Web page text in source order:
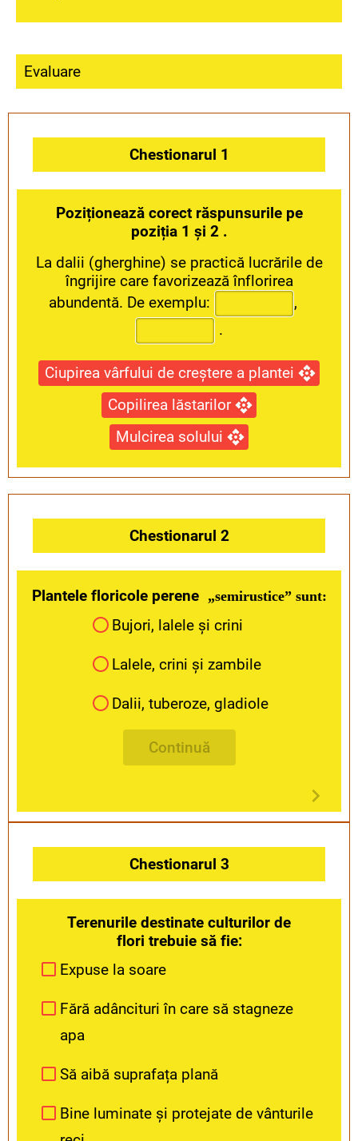
Evaluare
Chestionarul 1
Poziționează corect răspunsurile pe
poziția 1 și 2 .
La dalii (gherghine) se practică lucrările de
îngrijire care favorizează înflorirea
abundentă. De exemplu:
,
.
Ciupirea vârfului de creștere a plantei
Copilirea lăstarilor
Mulcirea solului
Chestionarul 2
Plantele floricole perene „semirustice” sunt:
Bujori, lalele și crini
Lalele, crini și zambile
Dalii, tuberoze, gladiole
Continuă
Chestionarul 3
Terenurile destinate culturilor de
flori trebuie să fie:
Expuse la soare
Fără adâncituri în care să stagneze
apa
Să aibă suprafața plană
Bine luminate și protejate de vânturile